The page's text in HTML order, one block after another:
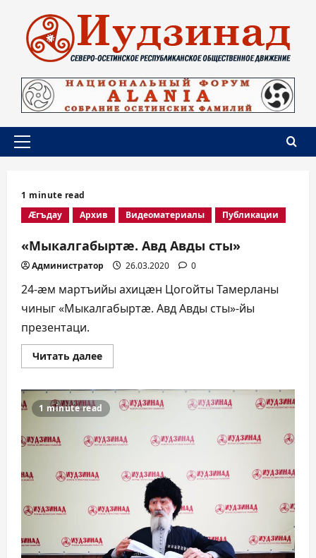
содержимому
Основное
1 minute read
Æгъдау
Архив Видеоматериалы Публикации
«Мыкалгабыртæ. Авд Авды сты»
Администратор 26.03.2020 0
24-æм мартъийы ахицæн Цогойты Тамерланы
чиныг «Мыкалгабыртæ. Авд Авды сты»-йы
презентаци.
Читать далееПрочитать
больше
Авд
Авды
сты»
1 minute read